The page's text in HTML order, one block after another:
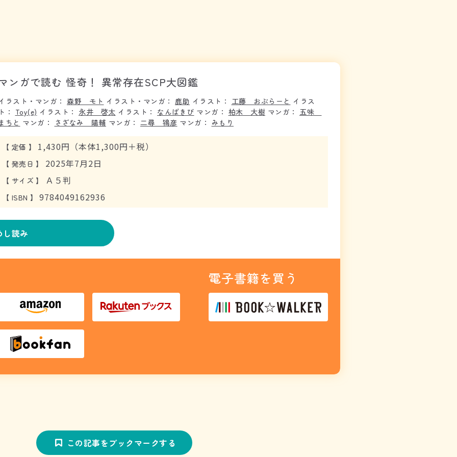
ンガで読む 怪奇！ 異常存在SCP大図鑑
ラスト・マンガ： 森野 モト イラスト・マンガ： 鹿助 イラスト： 工藤 おぶらーと イラス
： Toy(e) イラスト： 永井 啓太 イラスト： なんばきび マンガ： 柏木 大樹 マンガ： 五味
ちと マンガ： さざなみ 陽輔 マンガ： 二尋 鴇彦 マンガ： みもり
【 定価 】 1,430円（本体1,300円＋税）
【 発売日 】 2025年7月2日
【 サイズ 】 Ａ５判
【 ISBN 】 9784049162936
し読み
電子書籍を買う
この記事をブックマークする